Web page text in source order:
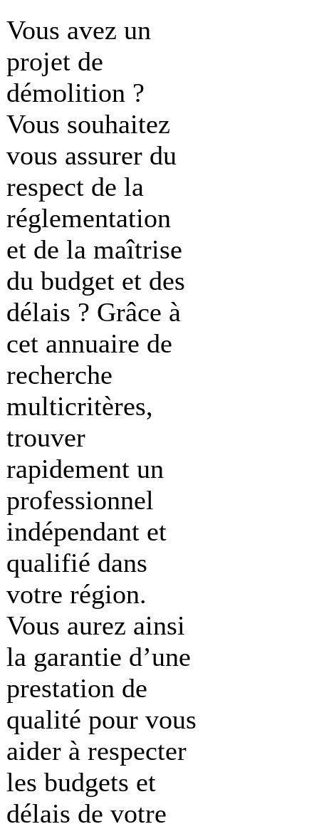
Vous avez un
projet de
démolition ?
Vous souhaitez
vous assurer du
respect de la
réglementation
et de la maîtrise
du budget et des
délais ? Grâce à
cet annuaire de
recherche
multicritères,
trouver
rapidement un
professionnel
indépendant et
qualifié dans
votre région.
Vous aurez ainsi
la garantie d’une
prestation de
qualité pour vous
aider à respecter
les budgets et
délais de votre